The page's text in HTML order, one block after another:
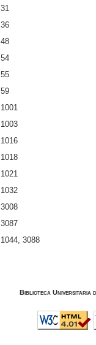
31
36
48
54
55
59
1001
1003
1016
1018
1021
1032
3008
3087
1044, 3088
Biblioteca Universitaria